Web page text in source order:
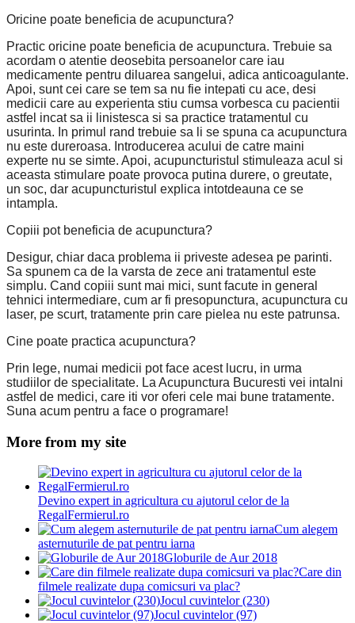
Oricine poate beneficia de acupunctura?
Practic oricine poate beneficia de acupunctura. Trebuie sa
acordam o atentie deosebita persoanelor care iau
medicamente pentru diluarea sangelui, adica anticoagulante.
Apoi, sunt cei care se tem sa nu fie intepati cu ace, desi
medicii care au experienta stiu cumsa vorbesca cu pacientii
astfel incat sa ii linistesca si sa practice tratamentul cu
usurinta. In primul rand trebuie sa li se spuna ca acupunctura
nu este dureroasa. Introducerea acului de catre maini
experte nu se simte. Apoi, acupuncturistul stimuleaza acul si
aceasta stimulare poate provoca putina durere, o greutate,
un soc, dar acupuncturistul explica intotdeauna ce se
intampla.
Copiii pot beneficia de acupunctura?
Desigur, chiar daca problema ii priveste adesea pe parinti.
Sa spunem ca de la varsta de zece ani tratamentul este
simplu. Cand copiii sunt mai mici, sunt facute in general
tehnici intermediare, cum ar fi presopunctura, acupunctura cu
laser, pe scurt, tratamente prin care pielea nu este patrunsa.
Cine poate practica acupunctura?
Prin lege, numai medicii pot face acest lucru, in urma
studiilor de specialitate. La Acupunctura Bucuresti vei intalni
astfel de medici, care iti vor oferi cele mai bune tratamente.
Suna acum pentru a face o programare!
More from my site
Devino expert in agricultura cu ajutorul celor de la
RegalFermierul.ro
Cum alegem
asternuturile de pat pentru iarna
Globurile de Aur 2018
Care din
filmele realizate dupa comicsuri va plac?
Jocul cuvintelor (230)
Jocul cuvintelor (97)